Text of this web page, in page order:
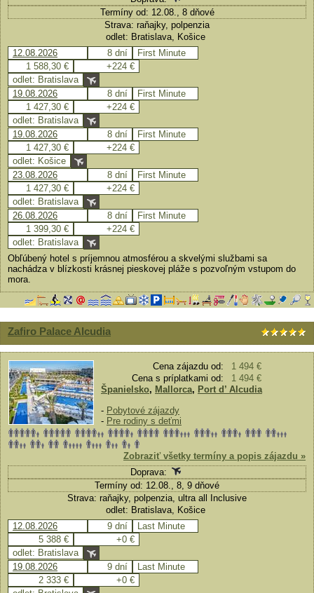
Termíny od: 12.08., 8 dňové
Strava: raňajky, polpenzia
odlet: Bratislava, Košice
12.08.2026
8 dní
First Minute
1 588,30 €
+224 €
odlet: Bratislava
19.08.2026
8 dní
First Minute
1 427,30 €
+224 €
odlet: Bratislava
19.08.2026
8 dní
First Minute
1 427,30 €
+224 €
odlet: Košice
23.08.2026
8 dní
First Minute
1 427,30 €
+224 €
odlet: Bratislava
26.08.2026
8 dní
First Minute
1 399,30 €
+224 €
odlet: Bratislava
Obľúbený hotel s príjemnou atmosférou a skvelými službami sa
nachádza v blízkosti krásnej pieskovej pláže s pozvoľným vstupom do
mora.
Zafiro Palace Alcudia
Cena zájazdu od:
1 494 €
Cena s príplatkami od:
1 494 €
Španielsko, Mallorca, Port d’ Alcudia
- Pobytové zájazdy
- Pre rodiny s deťmi
Zobraziť všetky termíny a popis zájazdu »
Doprava:
Termíny od: 12.08., 8, 9 dňové
Strava: raňajky, polpenzia, ultra all Inclusive
odlet: Bratislava, Košice
12.08.2026
9 dní
Last Minute
5 388 €
+0 €
odlet: Bratislava
19.08.2026
9 dní
Last Minute
2 333 €
+0 €